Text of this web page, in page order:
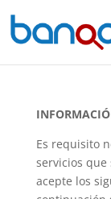
Es requisito
servicios que
acepte los